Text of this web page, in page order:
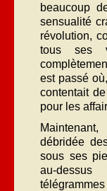
beaucoup
sensualité
révolution,
tous ses
est passé
contentait
pour les
débridée
sous ses
au-